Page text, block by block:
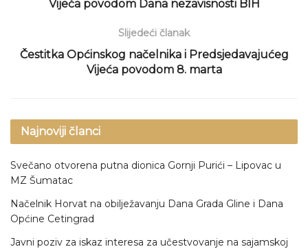
Vijeća povodom Dana nezavisnosti BIH
Slijedeći članak
Čestitka Općinskog načelnika i Predsjedavajućeg
Vijeća povodom 8. marta
Najnoviji članci
Svečano otvorena putna dionica Gornji Purići – Lipovac u
MZ Šumatac
Načelnik Horvat na obilježavanju Dana Grada Gline i Dana
Općine Cetingrad
Javni poziv za iskaz interesa za učestvovanje na sajamskoj